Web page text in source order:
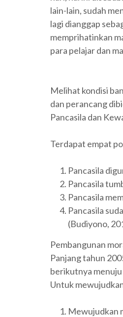
lain-lain, sudah
lagi dianggap
memprihatinkan
para pelajar dan
Melihat kondisi
dan perancang
Pancasila dan
Terdapat empat
Pancasila
Pancasila
Pancasila
Pancasila
(Budiyono,
Pembangunan
Panjang tahun
berikutnya menuju
Untuk
Mewujudkan